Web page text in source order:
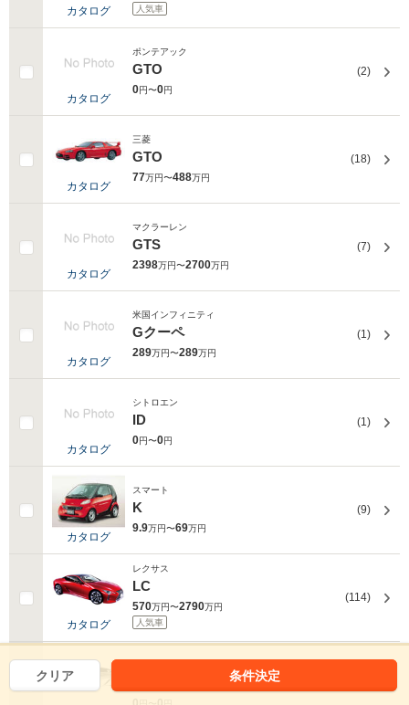
カタログ
人気車
カタログ
ポンテアック
GTO
0円〜0円
(2)
カタログ
三菱
GTO
77万円〜488万円
(18)
カタログ
マクラーレン
GTS
2398万円〜2700万円
(7)
カタログ
米国インフィニティ
Gクーペ
289万円〜289万円
(1)
カタログ
シトロエン
ID
0円〜0円
(1)
カタログ
スマート
K
9.9万円〜69万円
(9)
カタログ
レクサス
LC
570万円〜2790万円
人気車
(114)
クリア 条件決定